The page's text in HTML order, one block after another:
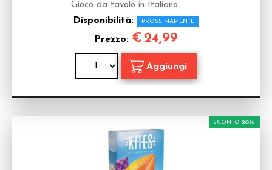
Gioco da tavolo in Italiano
Disponibilità: PROSSIMAMENTE
Prezzo: € 24,99
SCONTO 20%